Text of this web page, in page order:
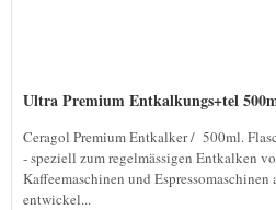
Ultra Premium Entkalkungs+tel
Ceragol Premium Entkalker / 500ml.
- speziell zum regelmässigen Entkalken
Kaffeemaschinen und
entwickel...